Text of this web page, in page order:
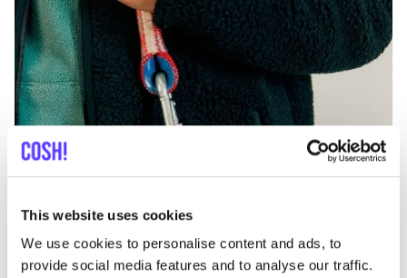
This website uses cookies
We use cookies to personalise content and ads, to
provide social media features and to analyse our traffic.